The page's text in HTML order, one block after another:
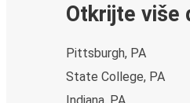
Otkrijte više
Pittsburgh, PA
State College, PA